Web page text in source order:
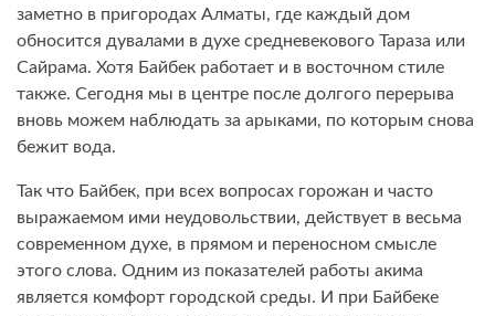
заметно в пригородах Алматы, где каждый дом
обносится дувалами в духе средневекового Тараза или
Сайрама. Хотя Байбек работает и в восточном стиле
также. Сегодня мы в центре после долгого перерыва
вновь можем наблюдать за арыками, по которым снова
бежит вода.
Так что Байбек, при всех вопросах горожан и часто
выражаемом ими неудовольствии, действует в весьма
современном духе, в прямом и переносном смысле
этого слова. Одним из показателей работы акима
является комфорт городской среды. И при Байбеке